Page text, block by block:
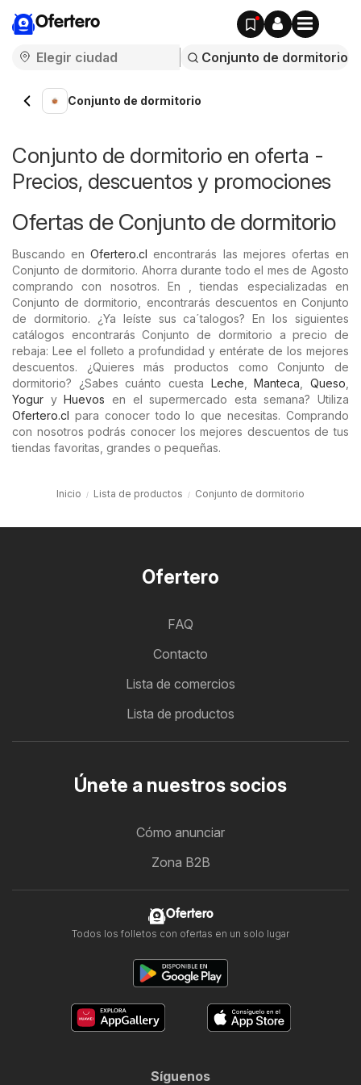
Ofertero
Conjunto de dormitorio
Conjunto de dormitorio en oferta -
Precios, descuentos y promociones
Ofertas de Conjunto de dormitorio
Buscando enOfertero.cl encontrarás las mejores ofertas en
Conjunto de dormitorio. Ahorra durante todo el mes de Agosto
comprando con nosotros. En , tiendas especializadas en
Conjunto de dormitorio, encontrarás descuentos en Conjunto
de dormitorio. ¿Ya leíste sus ca´talogos? En los siguientes
catálogos encontrarás Conjunto de dormitorio a precio de
rebaja: Lee el folleto a profundidad y entérate de los mejores
descuentos. ¿Quieres más productos como Conjunto de
dormitorio? ¿Sabes cuánto cuesta Leche ,Manteca ,Queso
Yogur yHuevos en el supermercado esta semana? Utiliza
Ofertero.cl para conocer todo lo que necesitas. Comprando
con nosotros podrás conocer los mejores descuentos de tus
tiendas favoritas, grandes o pequeñas.
Inicio Lista de productos Conjunto de dormitorio
Ofertero
FAQ
Contacto
Lista de comercios
Lista de productos
Únete a nuestros socios
Cómo anunciar
Zona B2B
Ofertero
Todos los folletos con ofertas en un solo lugar
Síguenos